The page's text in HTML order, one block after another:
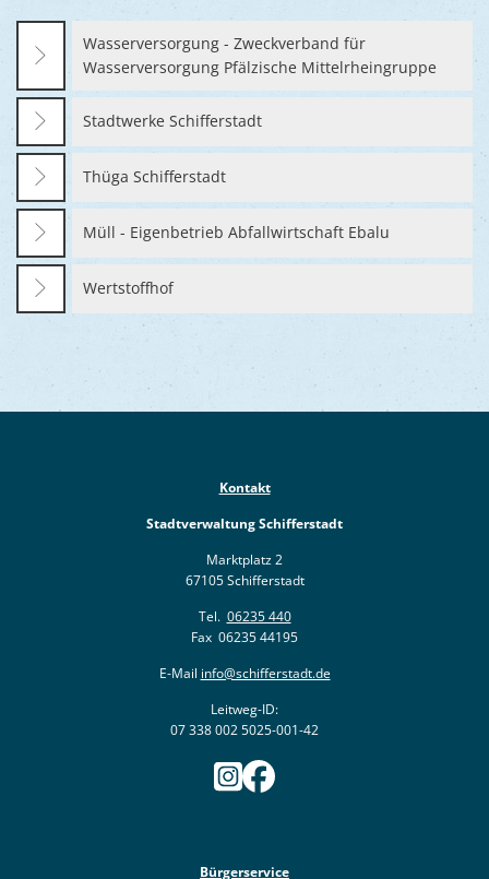
Ukraine
Wir als
Bauen,
Wasserversorgung - Zweckverband für
Wasserversorgung Pfälzische Mittelrheingruppe
Stadtwerke Schifferstadt
Thüga Schifferstadt
Müll - Eigenbetrieb Abfallwirtschaft Ebalu
Wertstoffhof
Kontakt
Stadtverwaltung Schifferstadt
Marktplatz 2
67105 Schifferstadt
Tel. 06235 440
Fax 06235 44195
E-Mail info@schifferstadt.de
Leitweg-ID:
07 338 002 5025-001-42
Bürgerservice